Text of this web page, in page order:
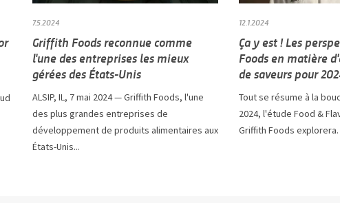
7.5.2024
Griffith Foods reconnue comme
l'une des entreprises les mieux
gérées des États-Unis
ALSIP, IL, 7 mai 2024 — Griffith Foods, l'une
des plus grandes entreprises de
développement de produits alimentaires aux
États-Unis...
12.1.2024
Ça y est ! Les
Foods en matière
de saveurs pour
Tout se résume à la
2024, l'étude Food &
Griffith Foods